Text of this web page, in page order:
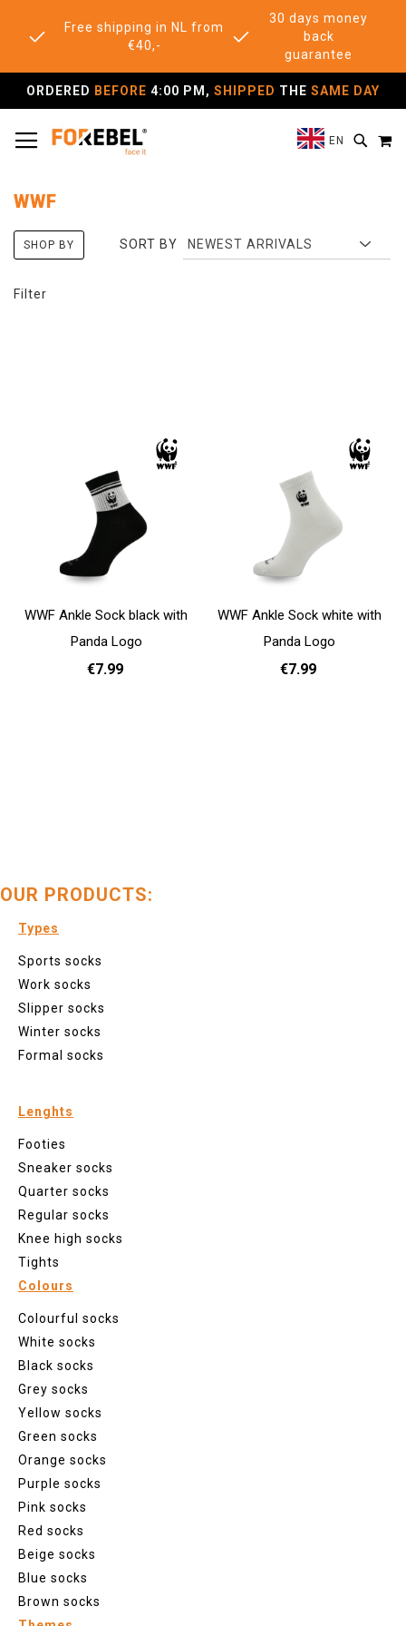
Free shipping in NL from
€40,-
30 days money
back
guarantee
ORDERED BEFORE 4:00 PM, SHIPPED THE SAME DAY
EN
WWF
SORT BY
WWF Ankle Sock black with
Panda Logo
€7.99
WWF Ankle Sock white with
Panda Logo
€7.99
Filter
SHOP BY
OUR PRODUCTS:
Types
Sports socks
Work socks
Slipper socks
Winter socks
Formal socks
Lenghts
Footies
Sneaker socks
Quarter socks
Regular socks
Knee high socks
Tights
Colours
Colourful socks
White socks
Black socks
Grey socks
Yellow socks
Green socks
Orange socks
Purple socks
Pink socks
Red socks
Beige socks
Blue socks
Brown socks